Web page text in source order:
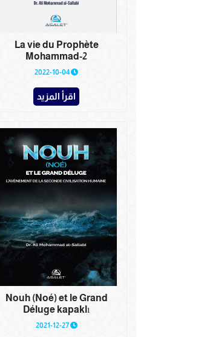
La vie du Prophète
Mohammad-2
2022-10-04
اقرأ المزيد
Nouh (Noé) et le Grand
Déluge kapaklı
2021-12-27